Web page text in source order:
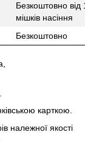
Безкоштовно від
мішків насіння
Безкоштовно
карткою.
належної якості